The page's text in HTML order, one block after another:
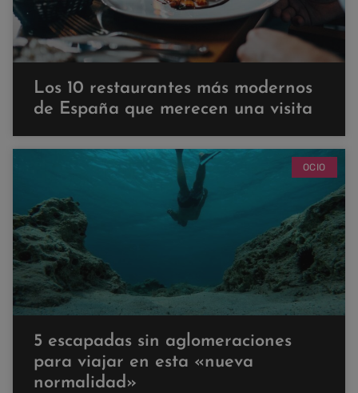
Los 10 restaurantes más modernos
de España que merecen una visita
OCIO
5 escapadas sin aglomeraciones
para viajar en esta «nueva
normalidad»